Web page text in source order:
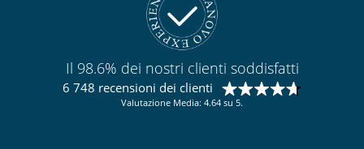
Il 98.6% dei nostri clienti soddisfatti
6 748 recensioni dei clienti
Valutazione Media: 4.64 su 5.